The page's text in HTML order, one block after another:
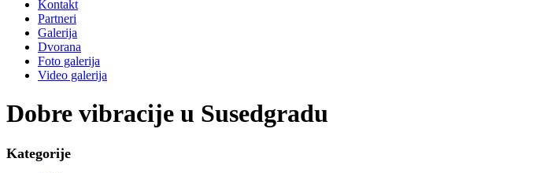
Kontakt
Partneri
Galerija
Dvorana
Foto galerija
Video galerija
Dobre vibracije u Susedgradu
Kategorije